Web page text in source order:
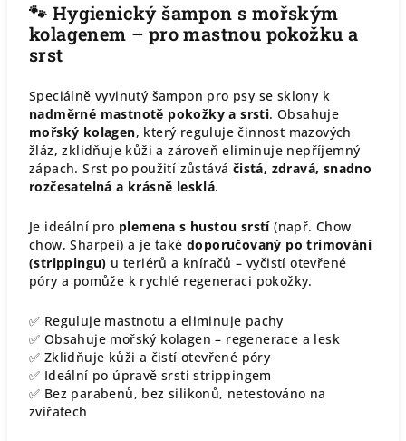
🐾 Hygienický šampon s mořským
kolagenem – pro mastnou pokožku a
srst
Speciálně vyvinutý šampon pro psy se sklony k
nadměrné mastnotě pokožky a srsti. Obsahuje
mořský kolagen, který reguluje činnost mazových
žláz, zklidňuje kůži a zároveň eliminuje nepříjemný
zápach. Srst po použití zůstává čistá, zdravá, snadno
rozčesatelná a krásně lesklá.
Je ideální pro plemena s hustou srstí(např. Chow
chow, Sharpei) a je také doporučovaný po trimování
(strippingu) u teriérů a kníračů – vyčistí otevřené
póry a pomůže k rychlé regeneraci pokožky.
✅ Reguluje mastnotu a eliminuje pachy
✅ Obsahuje mořský kolagen – regenerace a lesk
✅ Zklidňuje kůži a čistí otevřené póry
✅ Ideální po úpravě srsti strippingem
✅ Bez parabenů, bez silikonů, netestováno na
zvířatech